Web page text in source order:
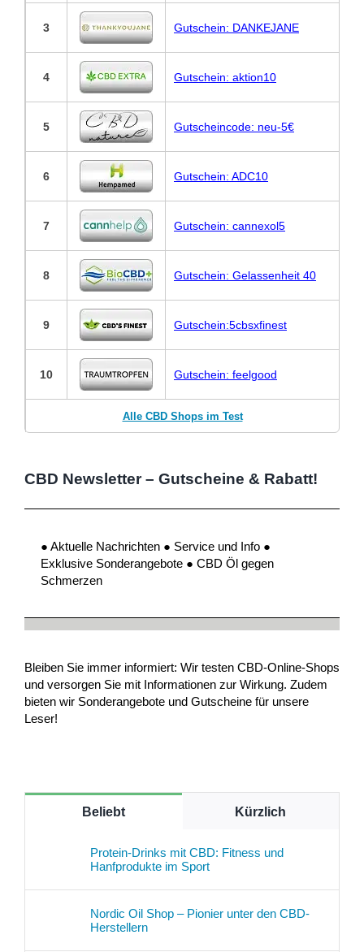
3 Gutschein: DANKEJANE
4 Gutschein: aktion10
5 Gutscheincode: neu-5€
6 Gutschein: ADC10
7 Gutschein: cannexol5
8 Gutschein: Gelassenheit 40
9 Gutschein:5cbsxfinest
10 Gutschein: feelgood
Alle CBD Shops im Test
CBD Newsletter – Gutscheine & Rabatt!
● Aktuelle Nachrichten ● Service und Info ●
Exklusive Sonderangebote ● CBD Öl gegen
Schmerzen
Bleiben Sie immer informiert: Wir testen CBD-Online-Shops
und versorgen Sie mit Informationen zur Wirkung. Zudem
bieten wir Sonderangebote und Gutscheine für unsere
Leser!
Beliebt Kürzlich
Protein-Drinks mit CBD: Fitness und
Hanfprodukte im Sport
Nordic Oil Shop – Pionier unter den CBD-
Herstellern